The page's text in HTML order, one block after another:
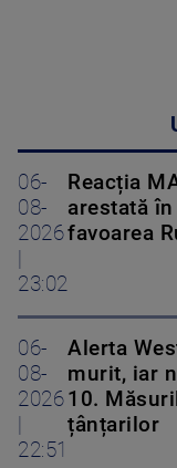
06-
08-
2026
23:02
Reacția
arestată
favoarea
06-
08-
2026
22:51
Alerta
murit, iar
10.
țânțarilor